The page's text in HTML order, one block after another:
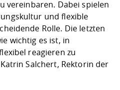
vereinbaren. Dabei spielen
und flexible
Rolle. Die letzten
wichtig es ist, in
reagieren zu
Salchert, Rektorin der